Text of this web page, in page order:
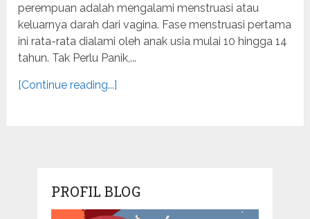
perempuan adalah mengalami menstruasi atau
keluarnya darah dari vagina. Fase menstruasi pertama
ini rata-rata dialami oleh anak usia mulai 10 hingga 14
tahun. Tak Perlu Panik,...
[Continue reading...]
PROFIL BLOG